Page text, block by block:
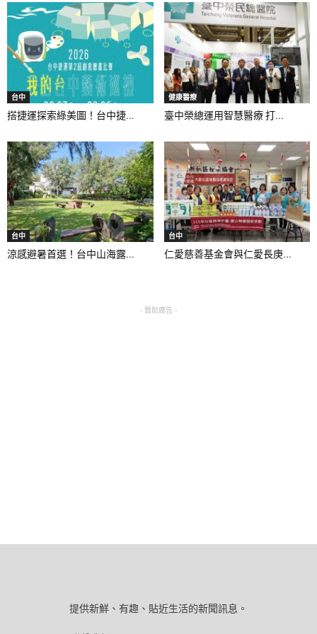
台中
搭捷運探索綠美圖！台中捷...
健康醫療
臺中榮總運用智慧醫療 打...
台中
涼感避暑首選！台中山海露...
台中
仁愛慈善基金會與仁愛長庚...
- 贊助廣告 -
提供新鮮、有趣、貼近生活的新聞訊息。